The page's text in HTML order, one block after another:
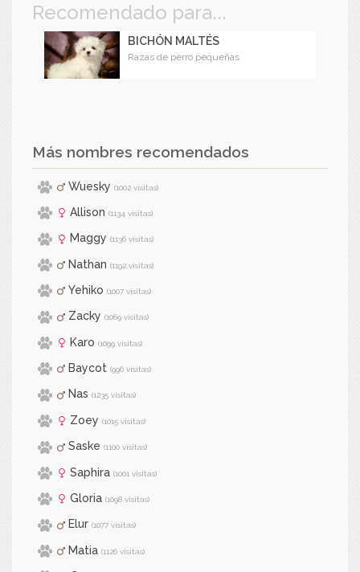
Recomendado para...
BICHÓN MALTÉS
Razas de perro pequeñas
Más nombres recomendados
Wuesky (1002 visitas)
Allison (1134 visitas)
Maggy (1136 visitas)
Nathan (1192 visitas)
Yehiko (1007 visitas)
Zacky (1069 visitas)
Karo (1099 visitas)
Baycot (996 visitas)
Nas (1235 visitas)
Zoey (1015 visitas)
Saske (1100 visitas)
Saphira (1001 visitas)
Gloria (1098 visitas)
Elur (1077 visitas)
Matia (1126 visitas)